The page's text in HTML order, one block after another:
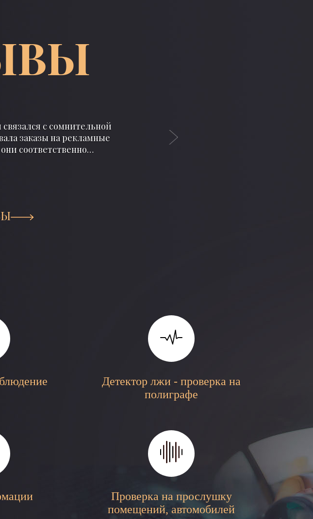
подозрения о том,
точнее, то прослушивает
думал,…
Детектор лжи - проверка на
полиграфе
Проверка на прослушку
помещений, автомобилей